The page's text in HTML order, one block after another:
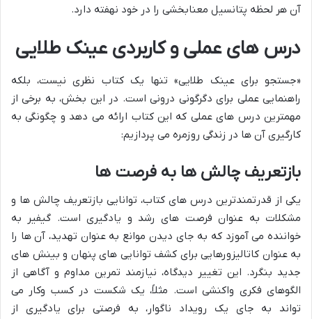
آن هر لحظه پتانسیل معنابخشی را در خود نهفته دارد.
درس های عملی و کاربردی عینک طلایی
«جستجو برای عینک طلایی» تنها یک کتاب نظری نیست، بلکه
راهنمایی عملی برای دگرگونی درونی است. در این بخش، به برخی از
مهمترین درس های عملی که این کتاب ارائه می دهد و چگونگی به
کارگیری آن ها در زندگی روزمره می پردازیم:
بازتعریف چالش ها به فرصت ها
یکی از قدرتمندترین درس های کتاب، توانایی بازتعریف چالش ها و
مشکلات به عنوان فرصت های رشد و یادگیری است. گیفیر به
خواننده می آموزد که به جای دیدن موانع به عنوان تهدید، آن ها را
به عنوان کاتالیزورهایی برای کشف توانایی های پنهان و بینش های
جدید بنگرد. این تغییر دیدگاه، نیازمند تمرین مداوم و آگاهی از
الگوهای فکری واکنشی است. مثلاً، یک شکست در کسب وکار می
تواند به جای یک رویداد ناگوار، به فرصتی برای یادگیری از